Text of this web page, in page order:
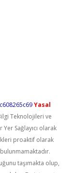
Yasal
Teknolojileri ve
Sağlayıcı olarak
proaktif olarak
taşımakta olup,